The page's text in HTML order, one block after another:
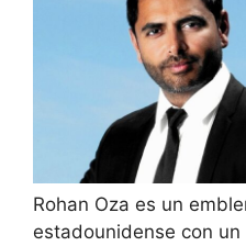
Rohan Oza es un
estadounidense con